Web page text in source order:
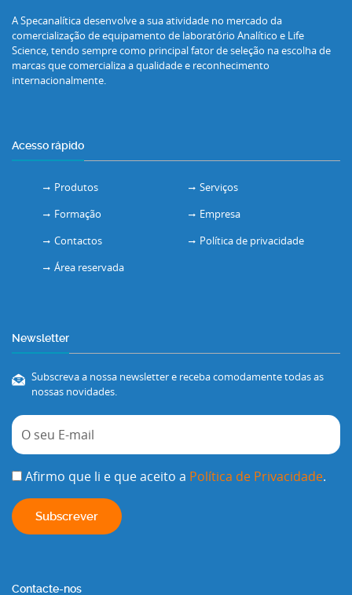
A Specanalítica desenvolve a sua atividade no mercado da
comercialização de equipamento de laboratório Analítico e Life
Science, tendo sempre como principal fator de seleção na escolha de
marcas que comercializa a qualidade e reconhecimento
internacionalmente.
Acesso rápido
Produtos
Serviços
Formação
Empresa
Contactos
Política de privacidade
Área reservada
Newsletter
Subscreva a nossa newsletter e receba comodamente todas as
nossas novidades.
Afirmo que li e que aceito a Política de Privacidade.
Contacte-nos